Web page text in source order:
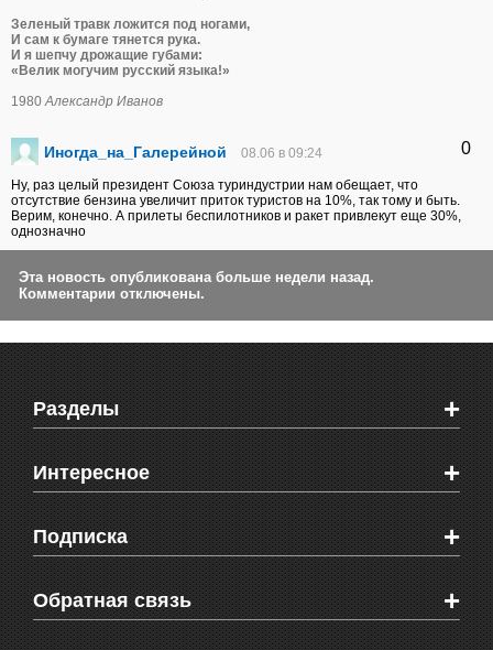
Зеленый травк ложится под ногами,
И сам к бумаге тянется рука.
И я шепчу дрожащие губами:
«Велик могучим русский языка!»
1980Александр Иванов
Иногда_на_Галерейной 08.06 в 09:24 0
Ну, раз целый президент Союза туриндустрии нам обещает, что
отсутствие бензина увеличит приток туристов на 10%, так тому и быть.
Верим, конечно. А прилеты беспилотников и ракет привлекут еще 30%,
однозначно
Эта новость опубликована больше недели назад.
Комментарии отключены.
Разделы +
Новости Феодосии
Новости Крыма
Мировые новости
Объявления
Здоровье
СМС мнения читателей
Интересное +
Видео о Феодосии
Веб-камеры Феодосии
Блоги феодосийцев
Школы Феодосии
Подписка +
Печатная версия газеты "Кафа"
RSS
Обратная связь +
Рекламодателям